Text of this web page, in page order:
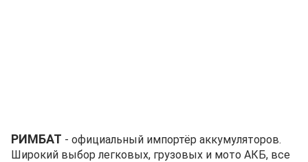
РИМБАТ - официальный импортёр аккумуляторов.
Широкий выбор легковых, грузовых и мото АКБ, все